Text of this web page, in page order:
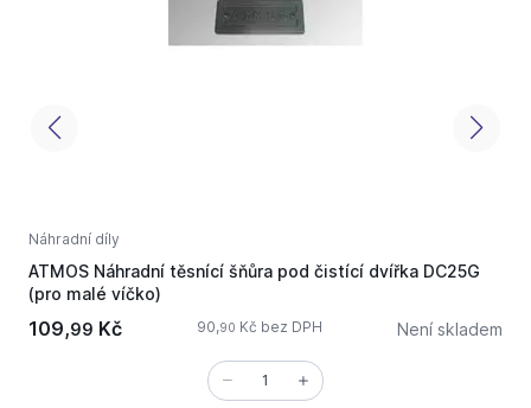
Náhradní díly
ATMOS Náhradní těsnící šňůra pod čistící dvířka DC25G
(pro malé víčko)
109,99 Kč 90,90 Kč bez DPH Není skladem